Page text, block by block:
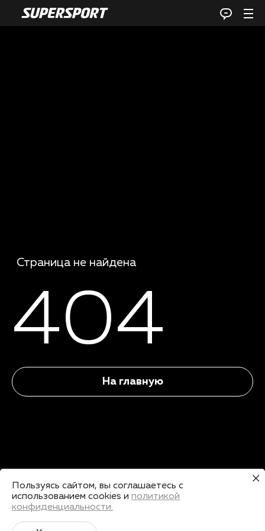
Страница не найдена
404
На главную
Пользуясь сайтом, вы соглашаетесь с
использованием cookies и политикой
конфиденциальности.